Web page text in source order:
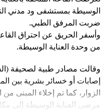
الوسيطة بمستشفى ود مدني
ضربت المرفق الطبي.
وأسفر الحريق عن احتراق
من وحدة العناية الوسيطة.
وقالت مصادر طبية لصحيفة
إصابات أو خسائر بشرية بين
الزوار، كما تم إخلاء المبنى
مرضى العناية الوسيطة إلى